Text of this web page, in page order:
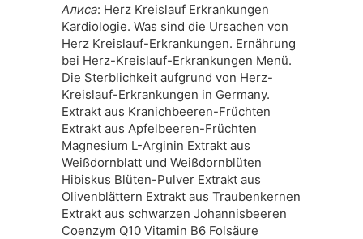
Алиса: Herz Kreislauf Erkrankungen
Kardiologie. Was sind die Ursachen von
Herz Kreislauf-Erkrankungen. Ernährung
bei Herz-Kreislauf-Erkrankungen Menü.
Die Sterblichkeit aufgrund von Herz-
Kreislauf-Erkrankungen in Germany.
Extrakt aus Kranichbeeren-Früchten
Extrakt aus Apfelbeeren-Früchten
Magnesium L-Arginin Extrakt aus
Weißdornblatt und Weißdornblüten
Hibiskus Blüten-Pulver Extrakt aus
Olivenblättern Extrakt aus Traubenkernen
Extrakt aus schwarzen Johannisbeeren
Coenzym Q10 Vitamin B6 Folsäure